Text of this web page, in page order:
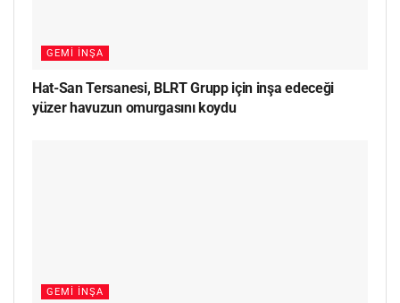
GEMI İNŞA
Hat-San Tersanesi, BLRT Grupp için inşa edeceği
yüzer havuzun omurgasını koydu
GEMI İNŞA